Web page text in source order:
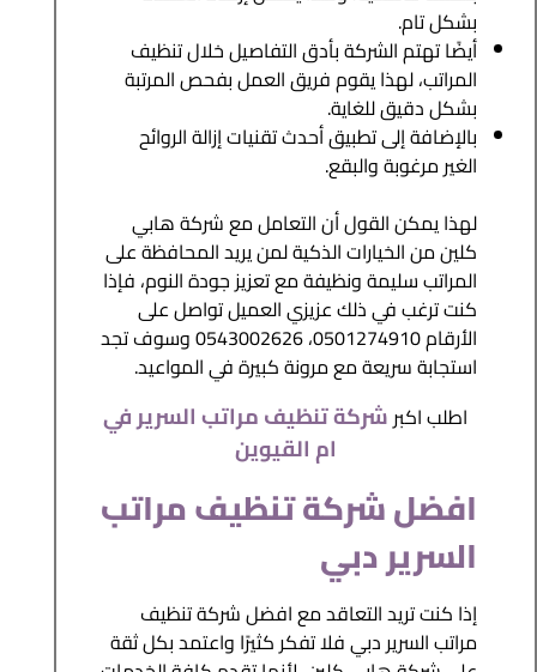
بشكل تام.
أيضًا تهتم الشركة بأدق التفاصيل خلال تنظيف
المراتب، لهذا يقوم فريق العمل بفحص المرتبة
بشكل دقيق للغاية.
بالإضافة إلى تطبيق أحدث تقنيات إزالة الروائح
الغير مرغوبة والبقع.
لهذا يمكن القول أن التعامل مع شركة هابي
كلين من الخيارات الذكية لمن يريد المحافظة على
المراتب سليمة ونظيفة مع تعزيز جودة النوم، فإذا
كنت ترغب في ذلك عزيزي العميل تواصل على
الأرقام 0501274910، 0543002626 وسوف تجد
استجابة سريعة مع مرونة كبيرة في المواعيد.
اطلب اكبر شركة تنظيف مراتب السرير في
ام القيوين
افضل شركة تنظيف مراتب
السرير دبي
إذا كنت تريد التعاقد مع افضل شركة تنظيف
مراتب السرير دبي فلا تفكر كثيرًا واعتمد بكل ثقة